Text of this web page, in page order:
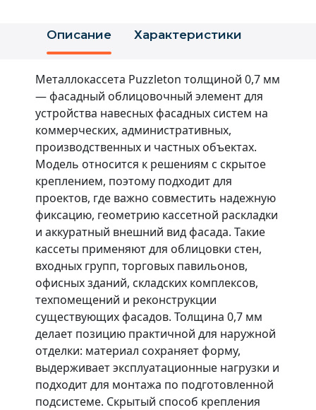
Описание Характеристики
Металлокассета Puzzleton толщиной 0,7 мм
— фасадный облицовочный элемент для
устройства навесных фасадных систем на
коммерческих, административных,
производственных и частных объектах.
Модель относится к решениям с скрытое
креплением, поэтому подходит для
проектов, где важно совместить надежную
фиксацию, геометрию кассетной раскладки
и аккуратный внешний вид фасада. Такие
кассеты применяют для облицовки стен,
входных групп, торговых павильонов,
офисных зданий, складских комплексов,
техпомещений и реконструкции
существующих фасадов. Толщина 0,7 мм
делает позицию практичной для наружной
отделки: материал сохраняет форму,
выдерживает эксплуатационные нагрузки и
подходит для монтажа по подготовленной
подсистеме. Скрытый способ крепления